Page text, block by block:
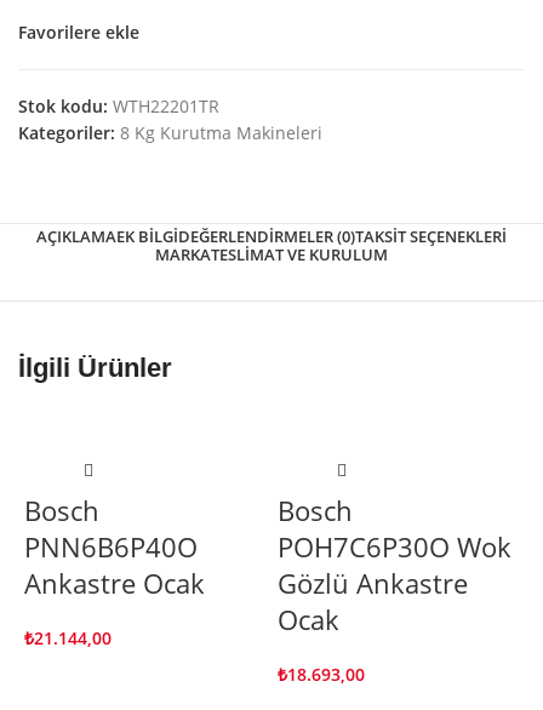
Favorilere ekle
Stok kodu: WTH22201TR
Kategoriler: 8 Kg Kurutma Makineleri
AÇIKLAMAEK BILGIDEĞERLENDIRMELER (0)TAKSIT SEÇENEKLERI
MARKATESLIMAT VE KURULUM
İlgili Ürünler
Bosch
PNN6B6P40O
Ankastre Ocak
₺21.144,00
Bosch
POH7C6P30O Wok
Gözlü Ankastre
Ocak
₺18.693,00